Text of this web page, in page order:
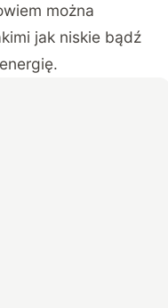
można
jak niskie bądź